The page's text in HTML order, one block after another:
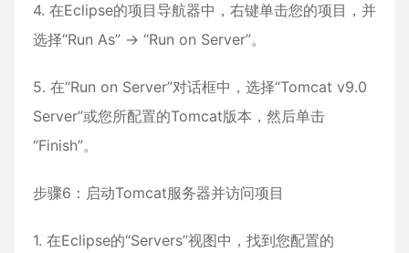
4. 在Eclipse的项目导航器中，右键单击您的项目，并
选择“Run As” -> “Run on Server”。
5. 在“Run on Server”对话框中，选择“Tomcat v9.0
Server”或您所配置的Tomcat版本，然后单击
“Finish”。
步骤6：启动Tomcat服务器并访问项目
1. 在Eclipse的“Servers”视图中，找到您配置的